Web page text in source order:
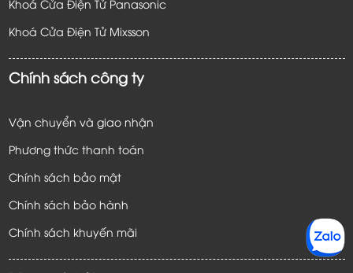
Khoá Cửa Điện Tử Panasonic
Khoá Cửa Điện Tử Mixsson
Chính sách công ty
Vận chuyển và giao nhận
Phương thức thanh toán
Chính sách bảo mật
Chính sách bảo hành
Chính sách khuyến mãi